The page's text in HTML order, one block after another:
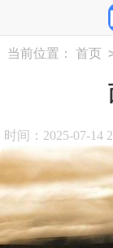
当前位置： 首页
时间：2025-07-14